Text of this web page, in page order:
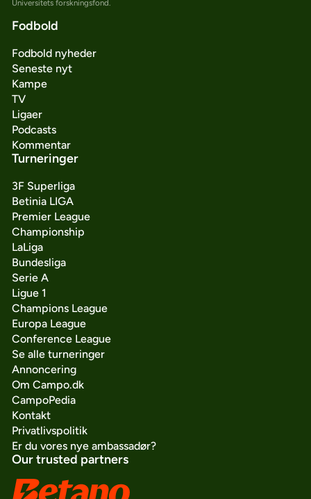
Universitets forskningsfond.
Fodbold
Fodbold nyheder
Seneste nyt
Kampe
TV
Ligaer
Podcasts
Kommentar
Turneringer
3F Superliga
Betinia LIGA
Premier League
Championship
LaLiga
Bundesliga
Serie A
Ligue 1
Champions League
Europa League
Conference League
Se alle turneringer
Annoncering
Om Campo.dk
CampoPedia
Kontakt
Privatlivspolitik
Er du vores nye ambassadør?
Our trusted partners